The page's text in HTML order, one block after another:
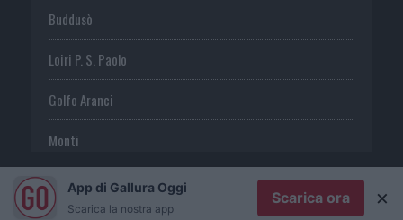
Buddusò
Loiri P. S. Paolo
Golfo Aranci
Monti
TeltiApp di Gallura Oggi
Scarica la nostra app
Scarica ora ×